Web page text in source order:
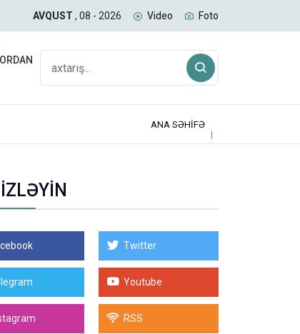
300 uşaq öldürülüb
AVQUST , 08 - 2026 Video Foto
ANA SƏHİFƏ
Twitter
Youtube
RSS